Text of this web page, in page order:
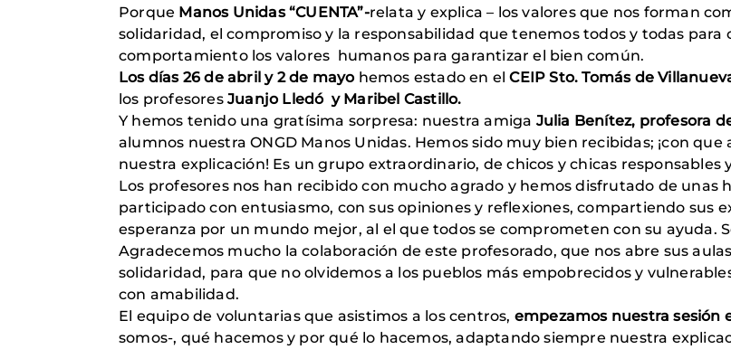
Porque Manos Unidas “CUENTA”-relata y explica – los valores que nos forman
solidaridad, el compromiso y la responsabilidad que tenemos todos y todas
comportamiento los valores humanos para garantizar el bien común.
Los días 26 de abril y 2 de mayohemos estado en elCEIP Sto. Tomás de
los profesores Juanjo Lledó y Maribel Castillo.
Y hemos tenido una gratísima sorpresa: nuestra amiga Julia Benítez, profesora
alumnos nuestra ONGD Manos Unidas. Hemos sido muy bien recibidas; ¡con
nuestra explicación! Es un grupo extraordinario, de chicos y chicas responsables
Los profesores nos han recibido con mucho agrado y hemos disfrutado de unas
participado con entusiasmo, con sus opiniones y reflexiones, compartiendo sus
esperanza por un mundo mejor, al el que todos se comprometen con su ayuda.
Agradecemos mucho la colaboración de este profesorado, que nos abre sus
solidaridad, para que no olvidemos a los pueblos más empobrecidos y
con amabilidad.
El equipo de voluntarias que asistimos a los centros, empezamos nuestra sesión
somos-, qué hacemos y por qué lo hacemos, adaptando siempre nuestra